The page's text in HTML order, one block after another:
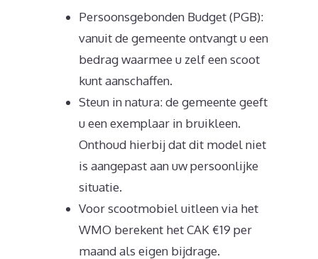
Persoonsgebonden Budget (PGB):
vanuit de gemeente ontvangt u een
bedrag waarmee u zelf een scoot
kunt aanschaffen.
Steun in natura: de gemeente geeft
u een exemplaar in bruikleen.
Onthoud hierbij dat dit model niet
is aangepast aan uw persoonlijke
situatie.
Voor scootmobiel uitleen via het
WMO berekent het CAK €19 per
maand als eigen bijdrage.